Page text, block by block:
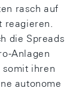
rasch auf
reagieren.
die Spreads
Anlagen
somit ihren
autonome